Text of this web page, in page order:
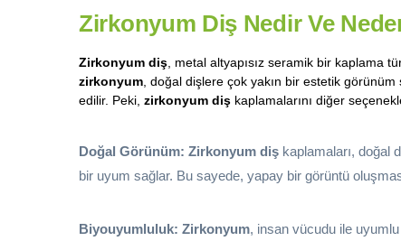
Zirkonyum Diş Nedir Ve
Zirkonyum diş , metal altyapısız seramik bir kaplama
zirkonyum , doğal dişlere çok yakın bir estetik
edilir. Peki, zirkonyum diş kaplamalarını diğer
Doğal Görünüm: Zirkonyum diş kaplamaları, doğal
bir uyum sağlar. Bu sayede, yapay bir görüntü
Biyouyumluluk: Zirkonyum, insan vücudu ile